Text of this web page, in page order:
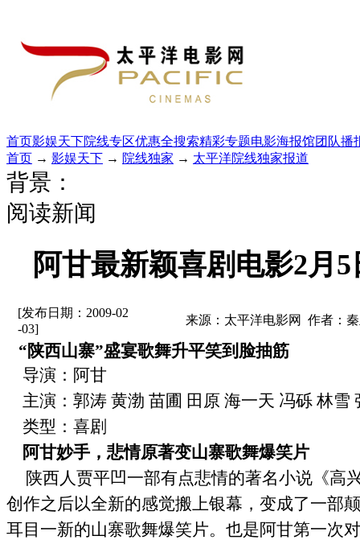
首页影娱天下院线专区优惠全搜索精彩专题电影海报馆团队播
首页 → 影娱天下 → 院线独家 → 太平洋院线独家报道
背景：
阅读新闻
阿甘最新颖喜剧电影2月
[发布日期：2009-02
-03]
来源：太平洋电影网 作者：
“陕西山寨”盛宴歌舞升平笑到脸抽筋
导演：阿甘
主演：郭涛 黄渤 苗圃 田原 海一天 冯砾 林雪
类型：喜剧
阿甘妙手，悲情原著变山寨歌舞爆笑片
陕西人贾平凹一部有点悲情的著名小说《高
创作之后以全新的感觉搬上银幕，变成了一部
耳目一新的山寨歌舞爆笑片。也是阿甘第一次